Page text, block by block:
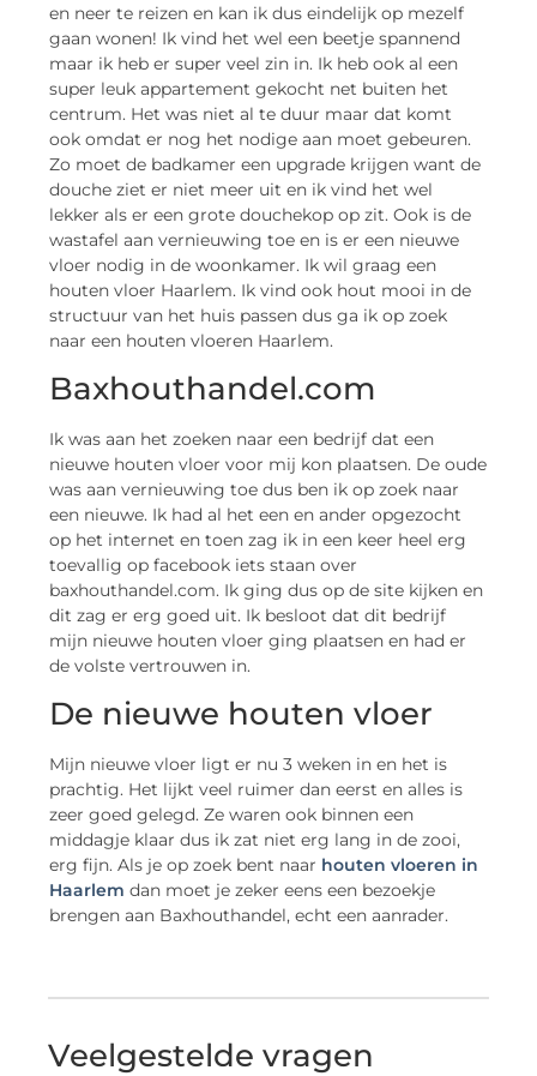
en neer te reizen en kan ik dus eindelijk op mezelf
gaan wonen! Ik vind het wel een beetje spannend
maar ik heb er super veel zin in. Ik heb ook al een
super leuk appartement gekocht net buiten het
centrum. Het was niet al te duur maar dat komt
ook omdat er nog het nodige aan moet gebeuren.
Zo moet de badkamer een upgrade krijgen want de
douche ziet er niet meer uit en ik vind het wel
lekker als er een grote douchekop op zit. Ook is de
wastafel aan vernieuwing toe en is er een nieuwe
vloer nodig in de woonkamer. Ik wil graag een
houten vloer Haarlem. Ik vind ook hout mooi in de
structuur van het huis passen dus ga ik op zoek
naar een houten vloeren Haarlem.
Baxhouthandel.com
Ik was aan het zoeken naar een bedrijf dat een
nieuwe houten vloer voor mij kon plaatsen. De oude
was aan vernieuwing toe dus ben ik op zoek naar
een nieuwe. Ik had al het een en ander opgezocht
op het internet en toen zag ik in een keer heel erg
toevallig op facebook iets staan over
baxhouthandel.com. Ik ging dus op de site kijken en
dit zag er erg goed uit. Ik besloot dat dit bedrijf
mijn nieuwe houten vloer ging plaatsen en had er
de volste vertrouwen in.
De nieuwe houten vloer
Mijn nieuwe vloer ligt er nu 3 weken in en het is
prachtig. Het lijkt veel ruimer dan eerst en alles is
zeer goed gelegd. Ze waren ook binnen een
middagje klaar dus ik zat niet erg lang in de zooi,
erg fijn. Als je op zoek bent naar houten vloeren in
Haarlem dan moet je zeker eens een bezoekje
brengen aan Baxhouthandel, echt een aanrader.
Veelgestelde vragen